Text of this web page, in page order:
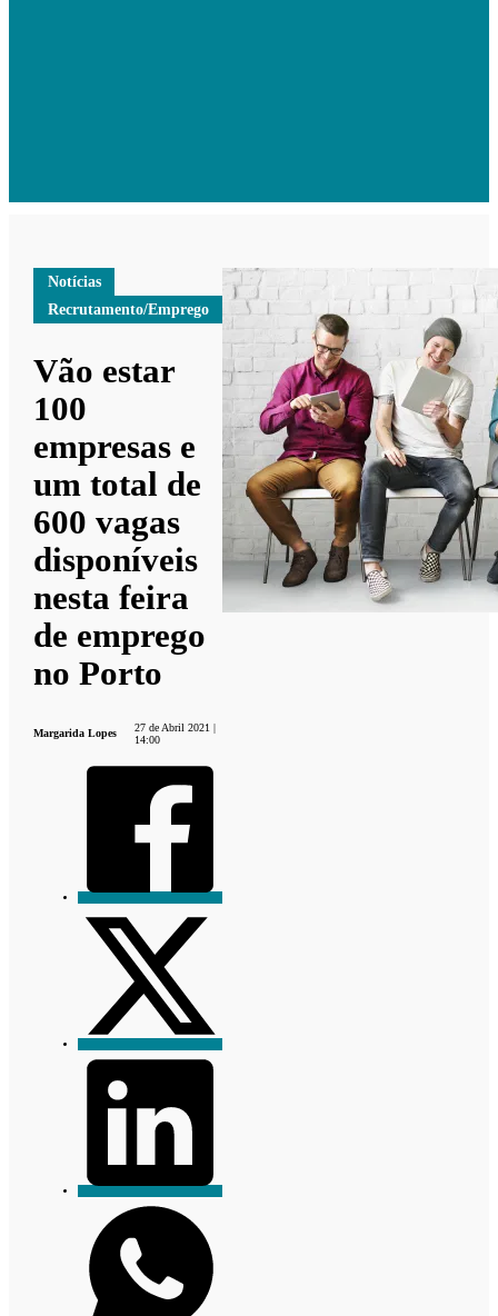
Notícias
Recrutamento/Emprego
Vão estar
100
empresas e
um total de
600 vagas
disponíveis
nesta feira
de emprego
no Porto
Margarida Lopes
27 de Abril 2021 |
14:00